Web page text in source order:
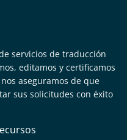
servicios de traducción
editamos y certificamos
aseguramos de que
sus solicitudes con éxito